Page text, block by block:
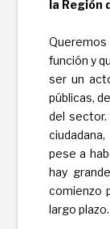
la Región
función y
ser un
públicas,
del
pese a
hay
comienzo
largo plazo.